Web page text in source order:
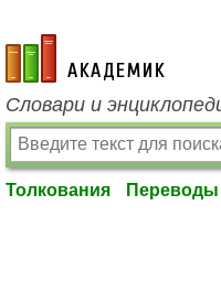
academic.ru
Словари и
Толкования Переводы